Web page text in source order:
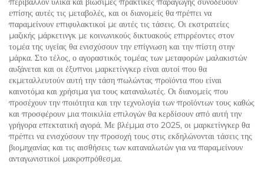
επίσης αυτές τις μεταβολές, και οι διανομείς θα πρέπει να
παραμείνουν επιφυλακτικοί με αυτές τις τάσεις. Οι εκστρατείες
μαζικής μάρκετινγκ με κοινωνικούς δικτυακούς επιρρέοντες στον
τομέα της υγείας θα ενισχύσουν την επίγνωση και την πίστη στην
μάρκα. Στο τέλος, ο αγοραστικός τομέας των μεταφορών μαλακιστών
αυξάνεται και οι έξυπνοι μαρκετίνγκερ είναι αυτοί που θα
εκμεταλλευτούν αυτή την τάση πωλώντας προϊόντα που είναι
καινοτόμα και χρήσιμα για τους καταναλωτές. Οι διανομείς που
προσέχουν την ποιότητα και την τεχνολογία των προϊόντων τους καθώς
και προσφέρουν μια ποικιλία επιλογών θα κερδίσουν από αυτή την
γρήγορα επεκτατική αγορά. Με βλέμμα στο 2025, οι μαρκετίνγκερ θα
πρέπει να ενισχύσουν την προσοχή τους στις εκδηλώνονται τάσεις της
βιομηχανίας και τις αισθήσεις των καταναλωτών για να παραμείνουν
ανταγωνιστικοί μακροπρόθεσμα.